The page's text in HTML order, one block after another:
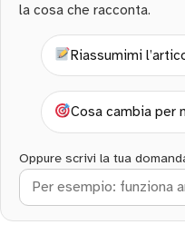
la cosa che racconta.
Riassumimi
Cosa cambia per
Oppure scrivi la tua